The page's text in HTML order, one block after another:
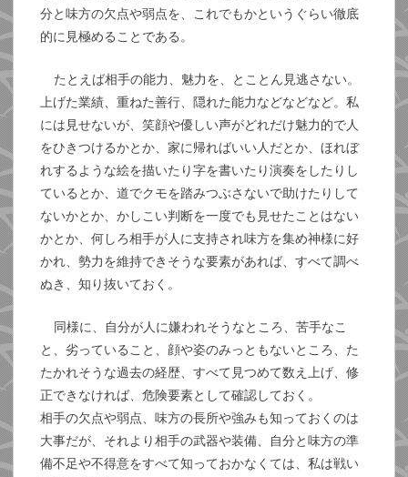
分と味方の欠点や弱点を、これでもかというぐらい徹底
的に見極めることである。
たとえば相手の能力、魅力を、とことん見逃さない。
上げた業績、重ねた善行、隠れた能力などなどなど。私
には見せないが、笑顔や優しい声がどれだけ魅力的で人
をひきつけるかとか、家に帰ればいい人だとか、ほれぼ
れするような絵を描いたり字を書いたり演奏をしたりし
ているとか、道でクモを踏みつぶさないで助けたりして
ないかとか、かしこい判断を一度でも見せたことはない
かとか、何しろ相手が人に支持され味方を集め神様に好
かれ、勢力を維持できそうな要素があれば、すべて調べ
ぬき、知り抜いておく。
同様に、自分が人に嫌われそうなところ、苦手なこ
と、劣っていること、顔や姿のみっともないところ、た
たかれそうな過去の経歴、すべて見つめて数え上げ、修
正できなければ、危険要素として確認しておく。
相手の欠点や弱点、味方の長所や強みも知っておくのは
大事だが、それより相手の武器や装備、自分と味方の準
備不足や不得意をすべて知っておかなくては、私は戦い